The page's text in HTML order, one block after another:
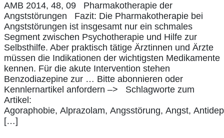
AMB 2014, 48, 09 Pharmakotherapie der
Angststörungen Fazit: Die Pharmakotherapie bei
Angststörungen ist insgesamt nur ein schmales
Segment zwischen Psychotherapie und Hilfe zur
Selbsthilfe. Aber praktisch tätige Ärztinnen und Ärzte
müssen die Indikationen der wichtigsten Medikamente
kennen. Für die akute Intervention stehen
Benzodiazepine zur … Bitte abonnieren oder
Kennlernartikel anfordern –> Schlagworte zum
Artikel:
Agoraphobie, Alprazolam, Angsstörung, Angst,
[…]